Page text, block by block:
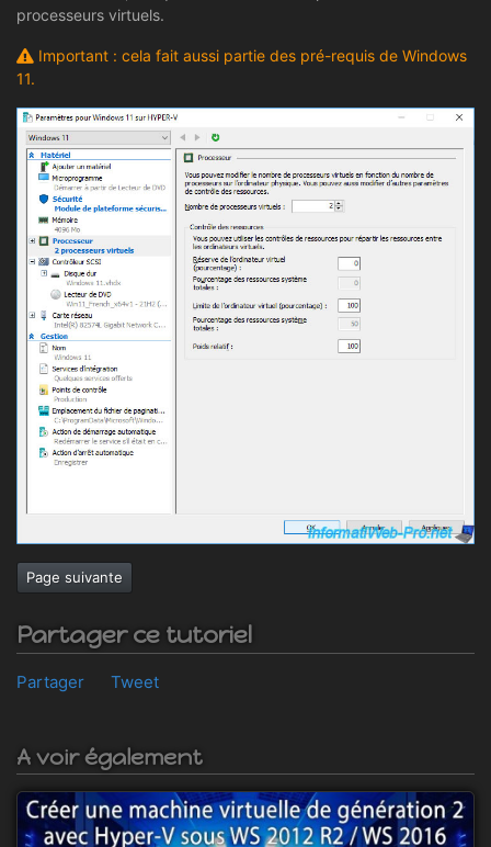
processeurs virtuels.
Important : cela fait aussi partie des pré-requis de Windows
11.
Page suivante
Partager ce tutoriel
Partager Tweet
A voir également